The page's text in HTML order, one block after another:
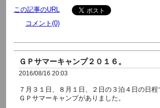
この記事のURL
コメント(0)
ＧＰサマーキャンプ２０１６。
2016/08/16 20:03
７月３１日、８月１日、２日の３泊４日の日程
ＧＰサマーキャンプがありました。